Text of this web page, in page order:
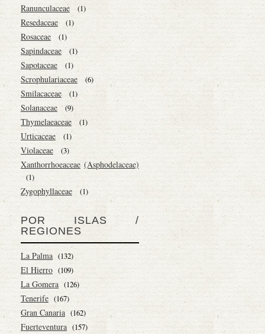
Ranunculaceae (1)
Resedaceae (1)
Rosaceae (1)
Sapindaceae (1)
Sapotaceae (1)
Scrophulariaceae (6)
Smilacaceae (1)
Solanaceae (9)
Thymelaeaceae (1)
Urticaceae (1)
Violaceae (3)
Xanthorrhoeaceae (Asphodelaceae)
(1)
Zygophyllaceae (1)
POR ISLAS /
REGIONES
La Palma (132)
El Hierro (109)
La Gomera (126)
Tenerife (167)
Gran Canaria (162)
Fuerteventura (157)